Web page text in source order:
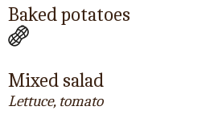
Baked potatoes
Mixed salad
Lettuce, tomato